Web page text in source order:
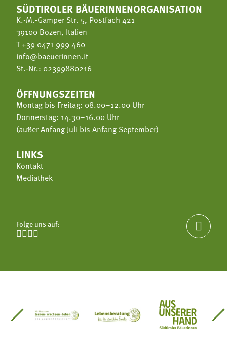
SÜDTIROLER BÄUERINNENORGANISATION
K.-M.-Gamper Str. 5, Postfach 421
39100 Bozen, Italien
T+39 0471 999 460
info@baeuerinnen.it
St.-Nr.: 02399880216
ÖFFNUNGSZEITEN
Montag bis Freitag: 08.00–12.00 Uhr
Donnerstag: 14.30–16.00 Uhr
(außer Anfang Juli bis Anfang September)
LINKS
Kontakt
Mediathek
Folge uns auf:


Südtirol
Gärtnervereinigung
Sozialgenossenschaft Mit Bäuerinnen lernen -
Lebensberatung für dieAus unserer